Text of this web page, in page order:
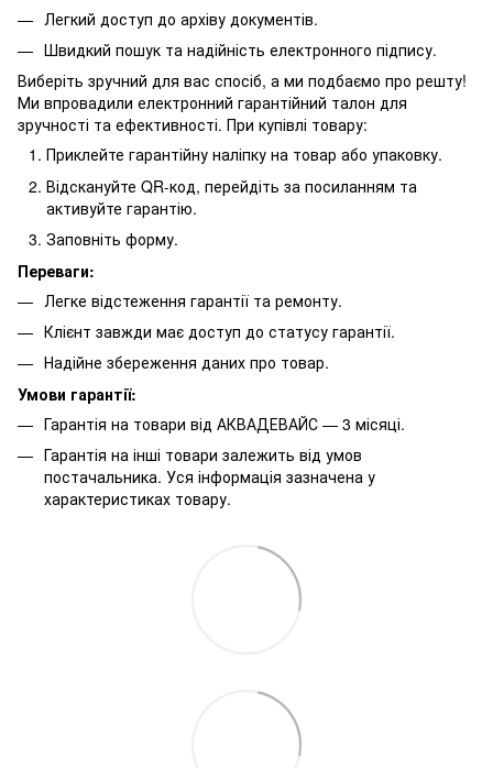
Легкий доступ до архіву документів.
Швидкий пошук та надійність електронного підпису.
Виберіть зручний для вас спосіб, а ми подбаємо про решту!
Ми впровадили електронний гарантійний талон для
зручності та ефективності. При купівлі товару:
Приклейте гарантійну наліпку на товар або упаковку.
Відскануйте QR-код, перейдіть за посиланням та
активуйте гарантію.
Заповніть форму.
Переваги:
Легке відстеження гарантії та ремонту.
Клієнт завжди має доступ до статусу гарантії.
Надійне збереження даних про товар.
Умови гарантії:
Гарантія на товари від АКВАДЕВАЙС — 3 місяці.
Гарантія на інші товари залежить від умов
постачальника. Уся інформація зазначена у
характеристиках товару.